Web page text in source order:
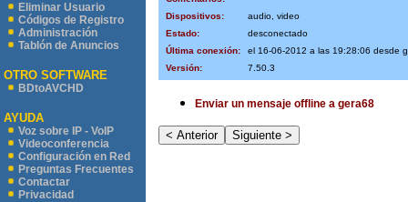
Eliminar Usuario
Códigos de Registro
Administración
Tablón de Anuncios
OTRO SOFTWARE
BDtoAVCHD
AYUDA
Voz sobre IP - VoIP
Videoconferencia
Configuración en Red
Preguntas Frecuentes
Contactar
Privacidad
Dispositivos:
audio, video
Estado:
desconectado
Última conexión:
el 16-06-2012 a las 19:28:06 desde
Versión:
7.50.3
Enviar un mensaje offline a gera68